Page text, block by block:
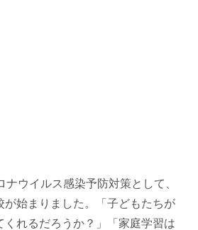
ウイルス感染予防対策として、
が始まりました。「子どもたちが
くれるだろうか？」「家庭学習は